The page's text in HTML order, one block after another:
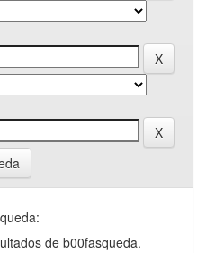
de b00fasqueda.